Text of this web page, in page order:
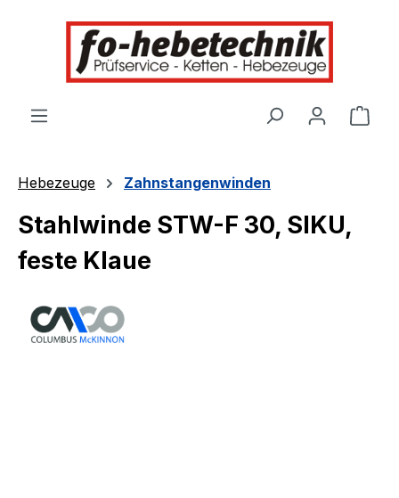
springen
Hebezeuge Zahnstangenwinden
Stahlwinde STW-F 30, SIKU,
feste Klaue